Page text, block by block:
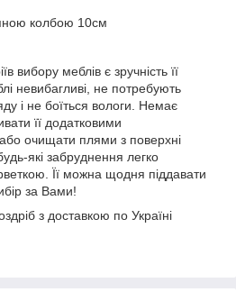
колбою 10см
вибору меблів є зручність її
невибагливі, не потребують
і не боїться вологи. Немає
її додатковими
очищати плями з поверхні
які забруднення легко
Її можна щодня піддавати
за Вами!
з доставкою по Україні